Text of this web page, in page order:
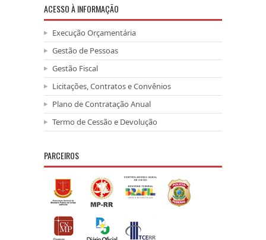
ACESSO À INFORMAÇÃO
Execução Orçamentária
Gestão de Pessoas
Gestão Fiscal
Licitações, Contratos e Convênios
Plano de Contratação Anual
Termo de Cessão e Devolução
PARCEIROS